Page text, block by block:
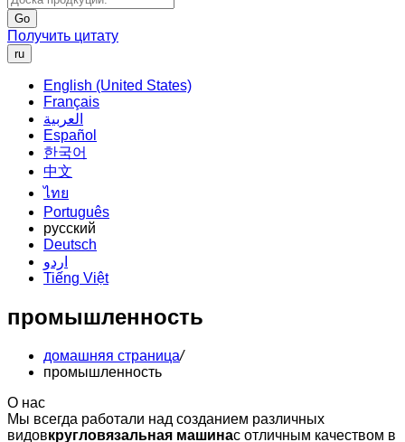
Go
Получить цитату
ru
English (United States)
Français
العربية
Español
한국어
中文
ไทย
Português
русский
Deutsch
اردو
Tiếng Việt
промышленность
домашняя страница/
промышленность
О нас
Мы всегда работали над созданием различных
видовкругловязальная машинас отличным качеством в